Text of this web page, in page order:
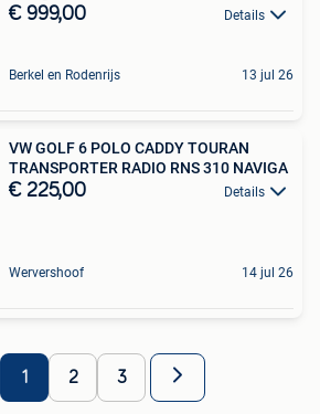
€ 999,00 Details
Berkel en Rodenrijs 13 jul 26
VW GOLF 6 POLO CADDY TOURAN
TRANSPORTER RADIO RNS 310 NAVIGA
€ 225,00 Details
Wervershoof 14 jul 26
1 2 3